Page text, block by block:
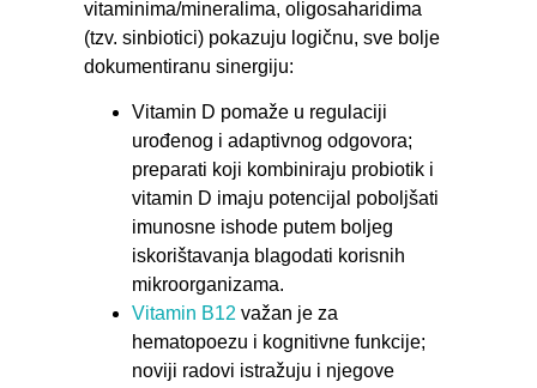
vitaminima/mineralima, oligosaharidima
(tzv. sinbiotici) pokazuju logičnu, sve bolje
dokumentiranu sinergiju:
Vitamin D pomaže u regulaciji
urođenog i adaptivnog odgovora;
preparati koji kombiniraju probiotik i
vitamin D imaju potencijal poboljšati
imunosne ishode putem boljeg
iskorištavanja blagodati korisnih
mikroorganizama.
Vitamin B12 važan je za
hematopoezu i kognitivne funkcije;
noviji radovi istražuju i njegove